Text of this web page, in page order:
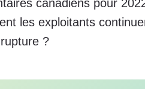
canadiens pour
les exploitants
?